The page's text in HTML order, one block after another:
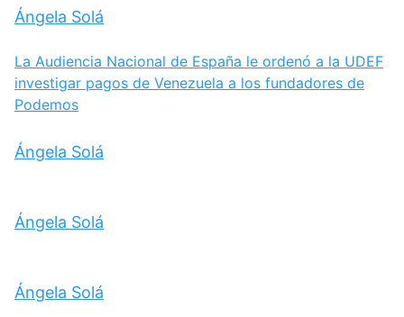
Ángela Solá
La Audiencia Nacional de España le ordenó a la UDEF
investigar pagos de Venezuela a los fundadores de
Podemos
Ángela Solá
Ángela Solá
Ángela Solá